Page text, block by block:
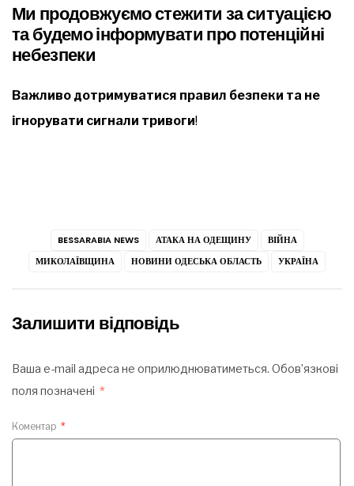
Ми продовжуємо стежити за ситуацією
та будемо інформувати про потенційні
небезпеки
Важливо дотримуватися правил безпеки та не
ігнорувати сигнали тривоги!
BESSARABIA NEWS АТАКА НА ОДЕЩИНУ
ВІЙНА
МИКОЛАЇВЩИНА
НОВИНИ ОДЕСЬКА ОБЛАСТЬ УКРАЇНА
Залишити відповідь
Ваша e-mail адреса не оприлюднюватиметься. Обов’язкові
поля позначені *
Коментар *